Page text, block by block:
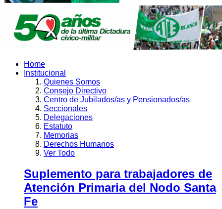
Home
Institucional
Quienes Somos
Consejo Directivo
Centro de Jubilados/as y Pensionados/as
Seccionales
Delegaciones
Estatuto
Memorias
Derechos Humanos
Ver Todo
Suplemento para trabajadores de
Atención Primaria del Nodo Santa
Fe